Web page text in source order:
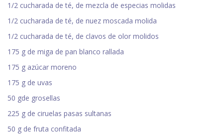
1/2 cucharada de té, de mezcla de especias molidas
1/2 cucharada de té, de nuez moscada molida
1/2 cucharada de té, de clavos de olor molidos
175 g de miga de pan blanco rallada
175 g azúcar moreno
175 g de uvas
50 gde grosellas
225 g de ciruelas pasas sultanas
50 g de fruta confitada